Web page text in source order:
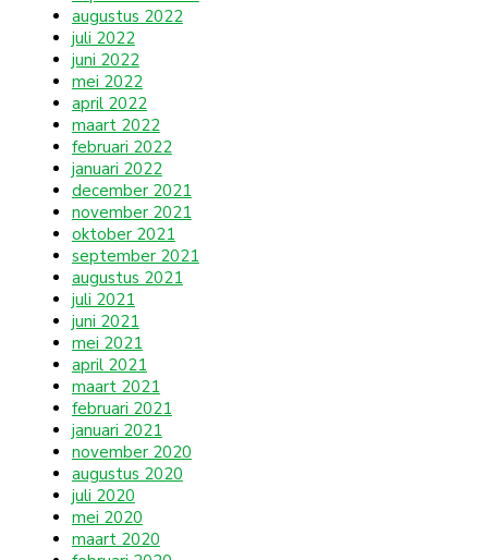
augustus 2022
juli 2022
juni 2022
mei 2022
april 2022
maart 2022
februari 2022
januari 2022
december 2021
november 2021
oktober 2021
september 2021
augustus 2021
juli 2021
juni 2021
mei 2021
april 2021
maart 2021
februari 2021
januari 2021
november 2020
augustus 2020
juli 2020
mei 2020
maart 2020